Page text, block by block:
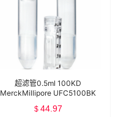
超滤管0.5ml 100KD
MerckMillipore UFC5100BK
$ 44.97